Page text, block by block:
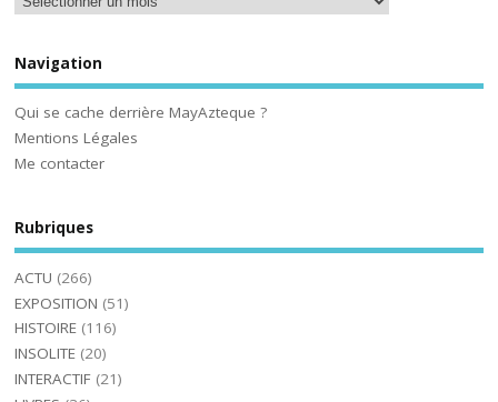
Navigation
Qui se cache derrière MayAzteque ?
Mentions Légales
Me contacter
Rubriques
ACTU (266)
EXPOSITION (51)
HISTOIRE (116)
INSOLITE (20)
INTERACTIF (21)